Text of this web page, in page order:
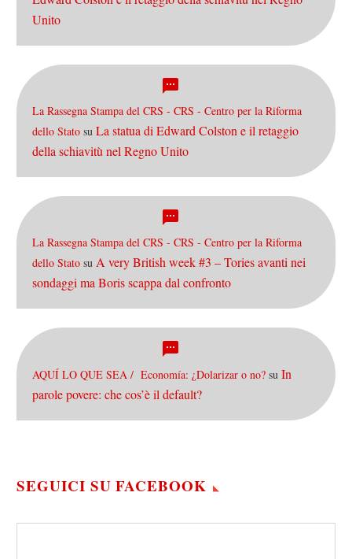
Unito
La Rassegna Stampa del CRS - CRS - Centro per la Riforma
dello Stato su La statua di Edward Colston e il retaggio
della schiavitù nel Regno Unito
La Rassegna Stampa del CRS - CRS - Centro per la Riforma
dello Stato su A very British week #3 – Tories avanti nei
sondaggi ma Boris scappa dal confronto
AQUÍ LO QUE SEA / Economía: ¿Dolarizar o no? su In
parole povere: che cos’è il default?
SEGUICI SU FACEBOOK